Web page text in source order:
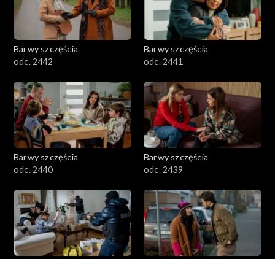
Barwy szczęścia
odc. 2442
Barwy szczęścia
odc. 2441
Barwy szczęścia
odc. 2440
Barwy szczęścia
odc. 2439